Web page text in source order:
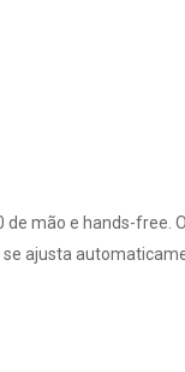
mão e hands-free.
ajusta